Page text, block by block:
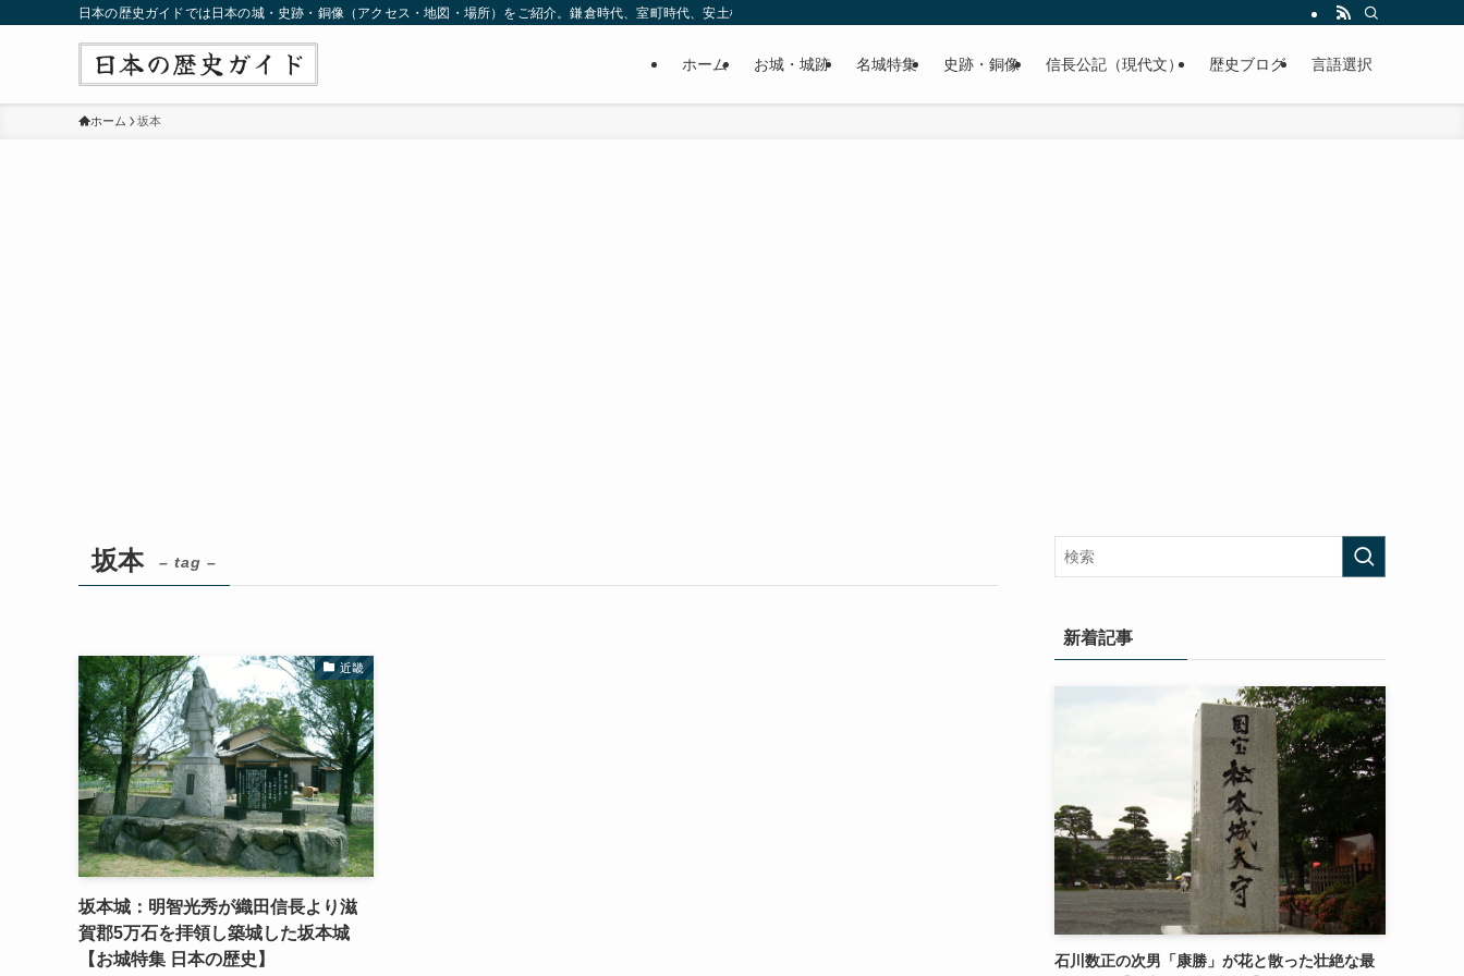
日本の歴史ガイドでは日本の城・史跡・銅像（アクセス・地図・場所）をご紹介。鎌倉時代、室町時代、安土桃山時代（戦国時代）、江戸時代と幅広くご紹介致します。
ホーム お城・城跡 名城特集 史跡・銅像 信長公記（現代文） 歴史ブログ 言語選択
ホーム 坂本
坂本 – tag –
近畿
坂本城：明智光秀が織田信長より滋
賀郡5万石を拝領し築城した坂本城
【お城特集 日本の歴史】
新着記事
石川数正の次男「康勝」が花と散った壮絶な最